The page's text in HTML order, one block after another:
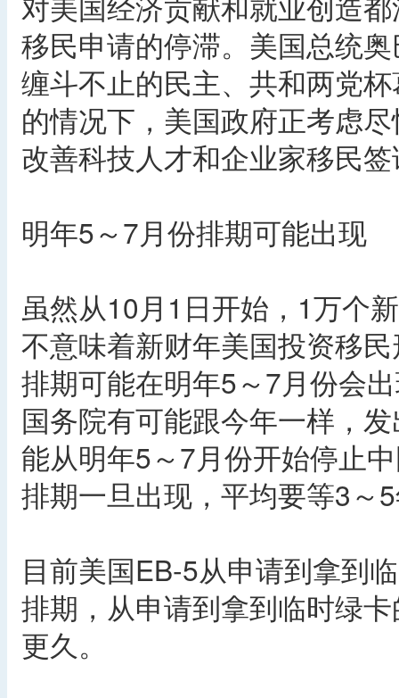
移民申请的停滞。美国总统
缠斗不止的民主、共和两党
的情况下，美国政府正考虑
改善科技人才和企业家移民
明年5～7月份排期可能出现
虽然从10月1日开始，1万个
不意味着新财年美国投资移
排期可能在明年5～7月份会
国务院有可能跟今年一样，
能从明年5～7月份开始停止
排期一旦出现，平均要等3～
目前美国EB-5从申请到拿到
排期，从申请到拿到临时绿
更久。